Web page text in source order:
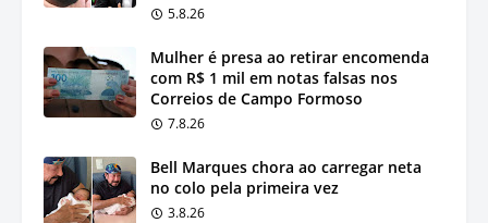
5.8.26
Mulher é presa ao retirar encomenda
com R$ 1 mil em notas falsas nos
Correios de Campo Formoso
7.8.26
Bell Marques chora ao carregar neta
no colo pela primeira vez
3.8.26